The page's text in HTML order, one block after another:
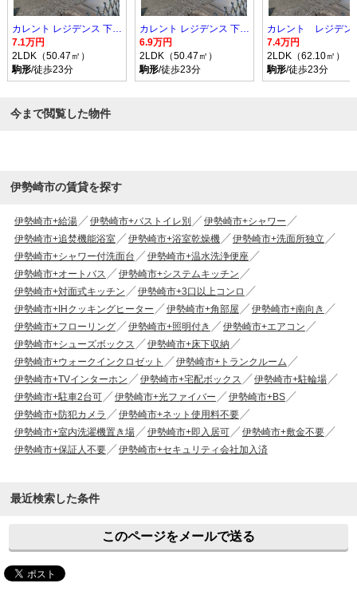
カレント レジデンス 下増田 II
7.1万円
2LDK（50.47㎡）
駒形/徒歩23分
カレント レジデンス 下増田 II
6.9万円
2LDK（50.47㎡）
駒形/徒歩23分
7.4万円
2LDK（62.10㎡）
駒形/徒歩23分
今まで閲覧した物件
伊勢崎市の賃貸を探す
伊勢崎市+給湯 伊勢崎市+バストイレ別
伊勢崎市+シャワー
伊勢崎市+追焚機能浴室
伊勢崎市+浴室乾燥機
伊勢崎市+洗面所独立
伊勢崎市+シャワー付洗面台
伊勢崎市+温水洗浄便座
伊勢崎市+オートバス
伊勢崎市+システムキッチン
伊勢崎市+対面式キッチン
伊勢崎市+3口以上コンロ
伊勢崎市+IHクッキングヒーター
伊勢崎市+角部屋
伊勢崎市+南向き
伊勢崎市+フローリング
伊勢崎市+照明付き
伊勢崎市+エアコン
伊勢崎市+シューズボックス
伊勢崎市+床下収納
伊勢崎市+ウォークインクロゼット
伊勢崎市+トランクルーム
伊勢崎市+TVインターホン
伊勢崎市+宅配ボックス
伊勢崎市+駐輪場
伊勢崎市+駐車2台可
伊勢崎市+光ファイバー
伊勢崎市+BS
伊勢崎市+防犯カメラ
伊勢崎市+ネット使用料不要
伊勢崎市+室内洗濯機置き場
伊勢崎市+即入居可
伊勢崎市+敷金不要
伊勢崎市+保証人不要
伊勢崎市+セキュリティ会社加入済
最近検索した条件
このページをメールで送る